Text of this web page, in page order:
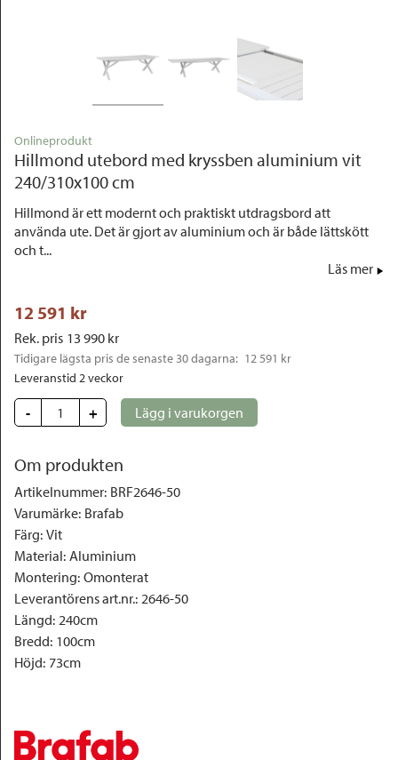
Onlineprodukt
Hillmond utebord med kryssben aluminium vit
240/310x100 cm
Hillmond är ett modernt och praktiskt utdragsbord att
använda ute. Det är gjort av aluminium och är både lättskött
och t...
Läs mer
12 591 kr
Rek. pris 13 990 kr
Tidigare lägsta pris de senaste 30 dagarna: 12 591 kr
Leveranstid 2 veckor
- + Lägg i varukorgen
Om produkten
Artikelnummer: BRF2646-50
Varumärke: Brafab
Färg: Vit
Material: Aluminium
Montering: Omonterat
Leverantörens art.nr.: 2646-50
Längd: 240cm
Bredd: 100cm
Höjd: 73cm